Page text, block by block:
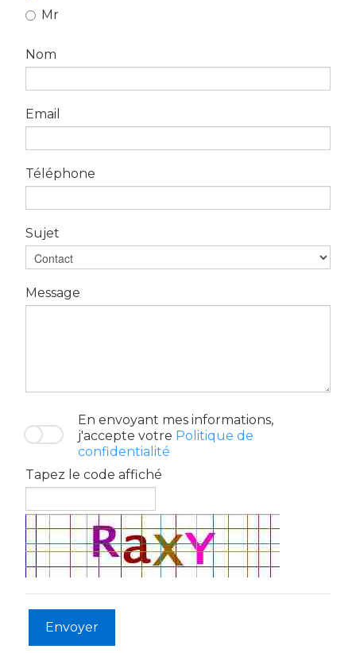
Mr
Nom
Email
Téléphone
Sujet
Message
En envoyant mes informations,
j'accepte votre Politique de
confidentialité
Tapez le code affiché
Envoyer